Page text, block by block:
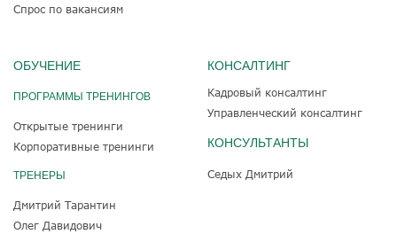
Спрос по вакансиям
ОБУЧЕНИЕ
ПРОГРАММЫ ТРЕНИНГОВ
Открытые тренинги
Корпоративные тренинги
ТРЕНЕРЫ
Дмитрий Тарантин
Олег Давидович
КОНСАЛТИНГ
Кадровый консалтинг
Управленческий консалтинг
КОНСУЛЬТАНТЫ
Седых Дмитрий